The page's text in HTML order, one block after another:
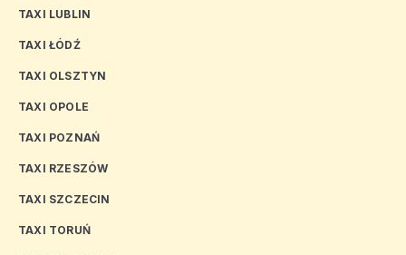
TAXI LUBLIN
TAXI ŁÓDŹ
TAXI OLSZTYN
TAXI OPOLE
TAXI POZNAŃ
TAXI RZESZÓW
TAXI SZCZECIN
TAXI TORUŃ